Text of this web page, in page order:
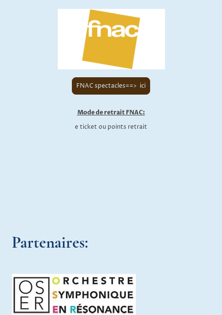
FNAC spectacles==> ici
Mode de retrait FNAC:
e ticket ou points retrait
Partenaires: